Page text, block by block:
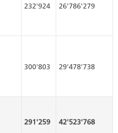
232'924 26'786'279
300'803 29'478'738
291'259 42'523'768